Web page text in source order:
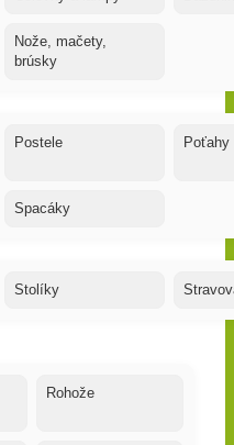
Nože, mačety,
brúsky
Postele Poťahy
Spacáky
Stolíky
Rohože